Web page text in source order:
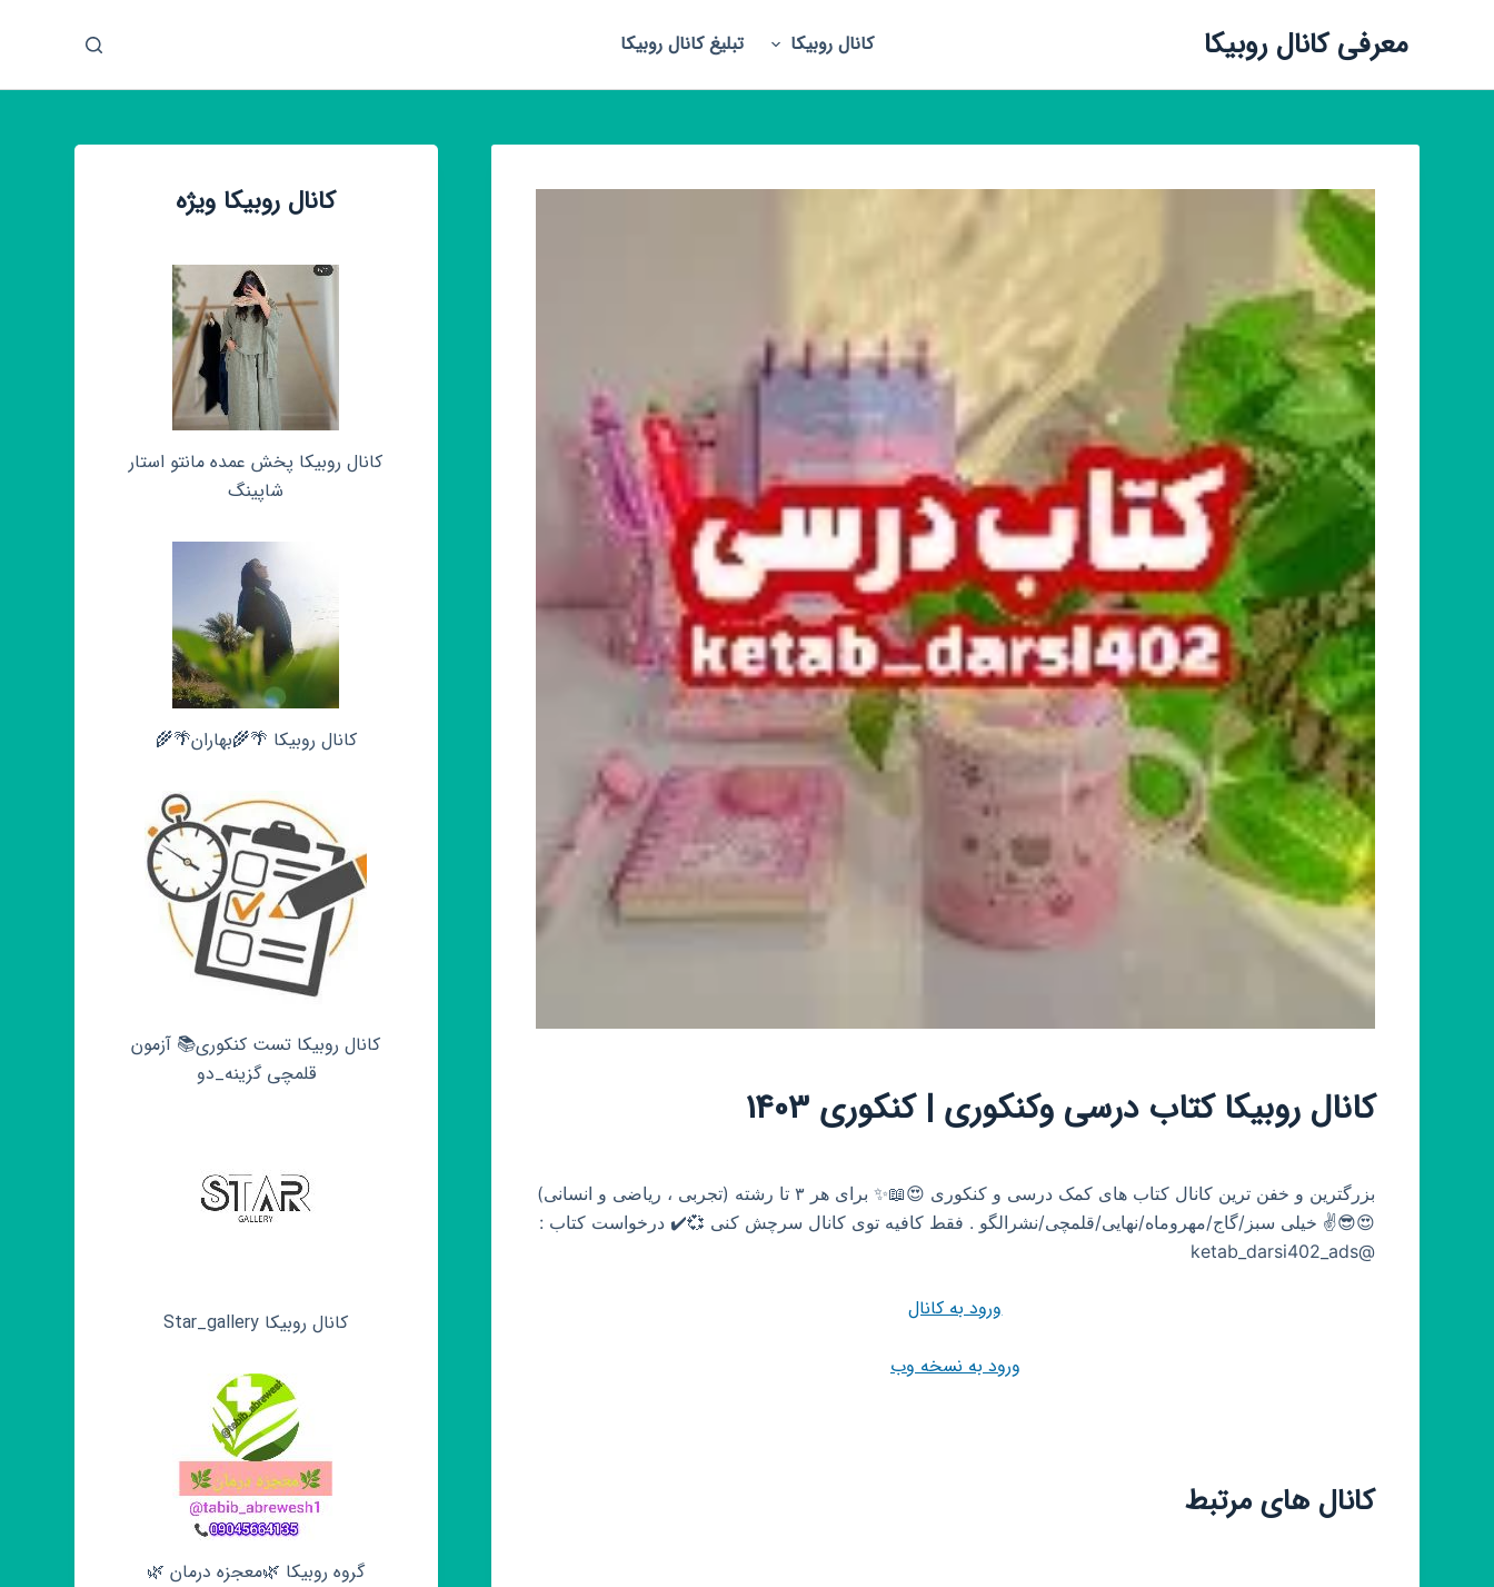
ش
معرفی کانال روبیکا کانال روبیکا تبلیغ کانال روبیکا
کانال روبیکا کتاب درسی وکنکوری | کنکوری 1403
بزرگترین و خفن ترین کانال کتاب های کمک درسی و کنکوری 😍📖✨️ برای هر ۳ تا رشته (تجربی ، ریاضی و انسانی)
😍😎✌️ خیلی سبز/گاج/مهروماه/نهایی/قلمچی/نشرالگو . فقط کافیه توی کانال سرچش کنی 💞✔️ درخواست کتاب :
@ketab_darsi402_ads
ورود به کانال
ورود به نسخه وب
کانال های مرتبط
کانال روبیکا ویژه
کانال روبیکا پخش عمده مانتو استار
شاپینگ
کانال روبیکا 🌴🌾بهاران🌴🌾
کانال روبیکا تست کنکوری📚 آزمون
قلمچی‌‌ گزینه_دو
کانال روبیکا Star_gallery
گروه روبیکا 🌿معجزه درمان 🌿